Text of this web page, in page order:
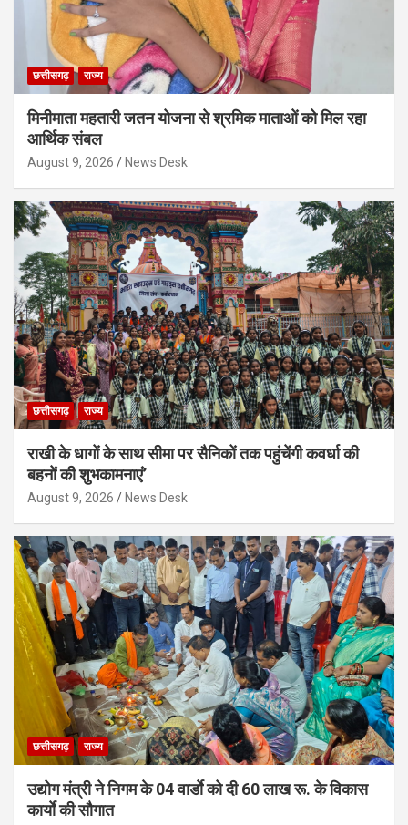
छत्तीसगढ़ राज्य
मिनीमाता महतारी जतन योजना से श्रमिक माताओं को मिल रहा
आर्थिक संबल
August 9, 2026 News Desk
छत्तीसगढ़ राज्य
राखी के धागों के साथ सीमा पर सैनिकों तक पहुंचेंगी कवर्धा की
बहनों की शुभकामनाएं’
August 9, 2026 News Desk
छत्तीसगढ़ राज्य
उद्योग मंत्री ने निगम के 04 वार्डाे को दी 60 लाख रू. के विकास
कार्याे की सौगात